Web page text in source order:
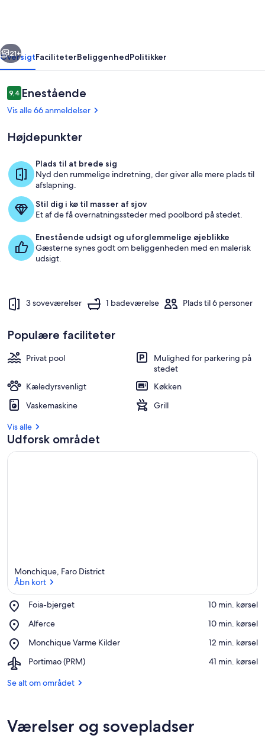
ferie,
med
pool
og
til
kysten.
Udendørs spisemuligheder
Næste
21+
OversigtFaciliteterBeliggenhedPolitikker
Anmeldelser
9,49,4 ud af 10.
Enestående
Vis alle 66 anmeldelser
Højdepunkter
Plads til at brede sig
Nyd den rummelige indretning, der giver alle mere plads til
afslapning.
Stil dig i kø til masser af sjov
Et af de få overnatningssteder med poolbord på stedet.
Enestående udsigt og uforglemmelige øjeblikke
Gæsterne synes godt om beliggenheden med en malerisk
udsigt.
3 soveværelser 1 badeværelse Plads til 6 personer
Populære faciliteter
Privat pool
Mulighed for parkering på
stedet
Kæledyrsvenligt
Køkken
Vaskemaskine
Grill
Vis alle
Udforsk området
Monchique, Faro District
Åbn kort
Foia-bjerget
Place,
bjerget
‪10 min. kørsel‬
Alferce
Place,
‪10 min. kørsel‬
Monchique Varme Kilder
Place,
Varme
‪12 min. kørsel‬
Portimao (PRM)
Airport,
(PRM)
‪41 min. kørsel‬
Se alt om området
Værelser og sovepladser